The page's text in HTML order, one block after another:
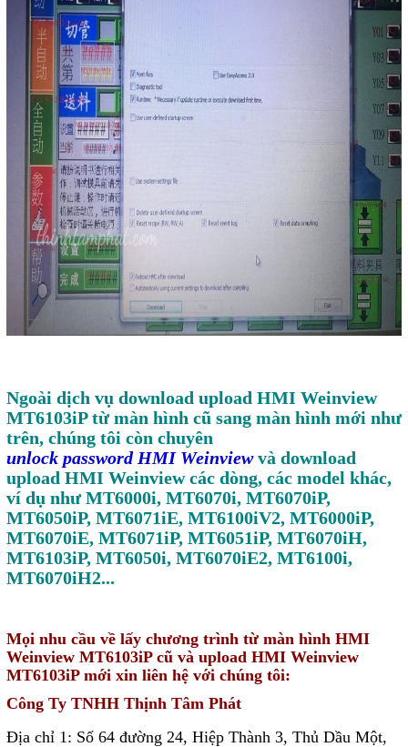
Ngoài dịch vụ download upload HMI Weinview
MT6103iP từ màn hình cũ sang màn hình mới như
trên, chúng tôi còn chuyên
unlock password HMI Weinviewvà download
upload HMI Weinview các dòng, các model khác,
ví dụ như MT6000i, MT6070i, MT6070iP,
MT6050iP, MT6071iE, MT6100iV2, MT6000iP,
MT6070iE, MT6071iP, MT6051iP, MT6070iH,
MT6103iP, MT6050i, MT6070iE2, MT6100i,
MT6070iH2...
Mọi nhu cầu về lấy chương trình từ màn hình HMI
Weinview MT6103iP cũ và upload HMI Weinview
MT6103iP mới xin liên hệ với chúng tôi:
Công Ty TNHH Thịnh Tâm Phát
Địa chỉ 1: Số 64 đường 24, Hiệp Thành 3, Thủ Dầu Một,